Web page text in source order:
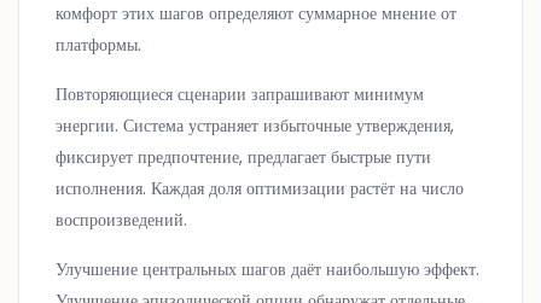
комфорт этих шагов определяют суммарное мнение от
платформы.
Повторяющиеся сценарии запрашивают минимум
энергии. Система устраняет избыточные утверждения,
фиксирует предпочтение, предлагает быстрые пути
исполнения. Каждая доля оптимизации растёт на число
воспроизведений.
Улучшение центральных шагов даёт наибольшую эффект.